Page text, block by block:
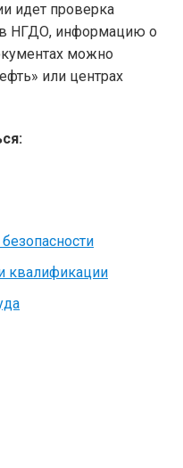
идет проверка
НГДО, информацию о
можно
или центрах
квалификации